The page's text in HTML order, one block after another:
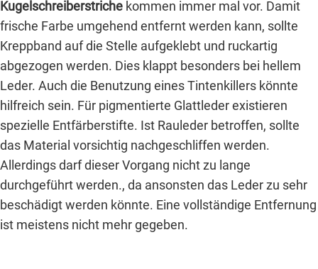
Kugelschreiberstriche kommen immer mal vor. Damit
frische Farbe umgehend entfernt werden kann, sollte
Kreppband auf die Stelle aufgeklebt und ruckartig
abgezogen werden. Dies klappt besonders bei hellem
Leder. Auch die Benutzung eines Tintenkillers könnte
hilfreich sein. Für pigmentierte Glattleder existieren
spezielle Entfärberstifte. Ist Rauleder betroffen, sollte
das Material vorsichtig nachgeschliffen werden.
Allerdings darf dieser Vorgang nicht zu lange
durchgeführt werden., da ansonsten das Leder zu sehr
beschädigt werden könnte. Eine vollständige Entfernung
ist meistens nicht mehr gegeben.